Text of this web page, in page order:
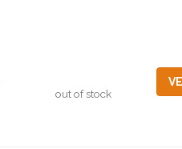
out of stock